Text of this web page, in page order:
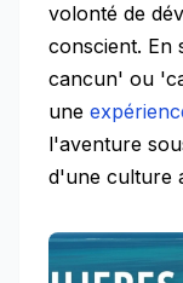
volonté de
conscient. En
cancun' ou
une
l'aventure
d'une culture